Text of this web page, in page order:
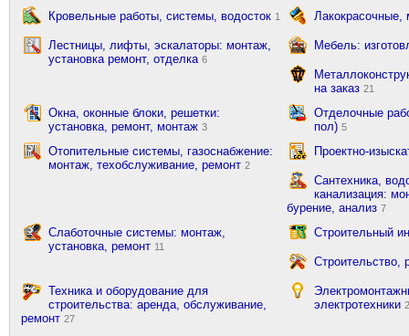
Кровельные работы, системы, водосток 1
Лестницы, лифты, эскалаторы: монтаж,
установка ремонт, отделка 6
Мебель:
на заказ 21
Окна, оконные блоки, решетки:
установка, ремонт, монтаж 3
Отделочные
пол) 5
Отопительные системы, газоснабжение:
монтаж, техобслуживание, ремонт 2
Проектно-
Сантехника,
канализация:
бурение, анализ 7
Слаботочные системы: монтаж,
установка, ремонт 11
Строительный
Строительство,
Техника и оборудование для
строительства: аренда, обслуживание,
ремонт 27
электротехники